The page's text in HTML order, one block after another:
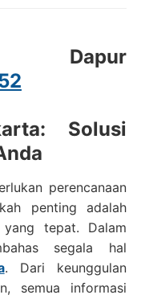
Solusi
perencanaan
penting adalah
tepat. Dalam
segala hal
. Dari keunggulan
semua informasi